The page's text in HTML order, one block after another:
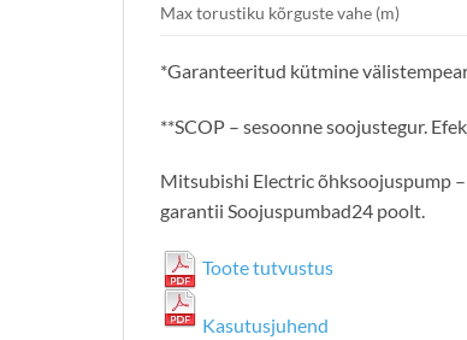
Max torustiku kõrguste vahe (m)
*Garanteeritud kütmine
**SCOP – sesoonne soojustegur.
Mitsubishi Electric õhksoojuspump
garantii Soojuspumbad24 poolt.
Toote tutvustus
Kasutusjuhend